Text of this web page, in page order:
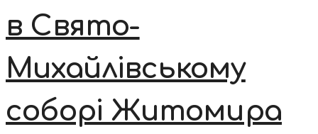
в Свято-
Михайлівському
соборі Житомира